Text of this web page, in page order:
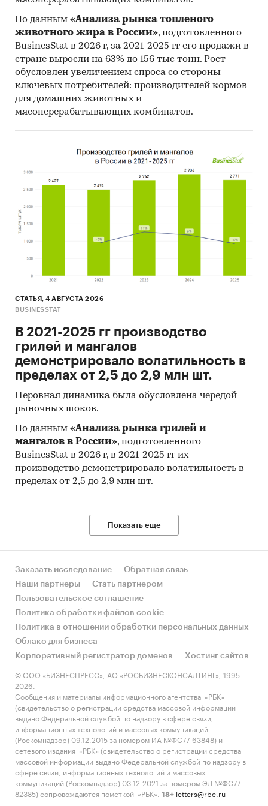
CREMO S.A., YASAR INS SAN VE TIC A.S., NOAL S.A.,
BILASUVAR AGRO MMC, LACTEOS LA RAMADA
S.A.
В разделе `Экспорт` рассмотрены российские
экспортеры:
ООО `НЕВА МИЛК`, АО `МОЛОКО`, ООО
`ИМПЭКС-ЮГ`, ООО `ВОСТОК БИЗНЕС`, ООО
`СОЮЗСНАБ-ЭКСПОРТ`, ООО `ЭКСПОРТ ДВ`,
ООО `КОФЕ + СЕРВИС`, ООО `ЧЕЛТРЕЙД`, ООО
`ОКЕАНРЫБФЛОТ`, ООО `КАНТ`, ООО `ФИТ`,
ФГУП `ГТ `АРКТИКУГОЛЬ`, ООО `САГА САПЛАЙ`,
ООО `ТД `КАЛИНКА`, ООО `РЫБНАЯ КОМПАНИЯ
ЭНД КЕРРИ`, ООО `ДЕЛЬТА`, АО
`РЫБОЛОВЕЦКИЙ КОЛХОЗ `ВОСТОК-1`
в последние годы нет выраженного тренда.
- В структуре рынка сухих сливок и молока в
2020 г. внутреннее производство превышало
торгового баланса было отрицательное и
составляло 88,8 тыс.т.
- Главными игроками среди российских
производителей являются АО
`КАРДЫМОВСКИЙ МКК`, ООО `СЛОБОДА`
НОВОШЕШМИНСКИЙ ЗАВОД СОМ`, ООО
`МЕЛЕУЗОВСКИЙ МКК`.
- Лучшие производственные показатели
демонстрирует Приволжский ФО с объемом
выпуска продукции, составляющим 73,9 тыс.т
продукции.
поставщик сухих сливок и молока -
LECHE (CONAPROLE) (4,7%).
- Большую часть продукции российских
экспортеров покупает Казахстан (более 63%),
крупнейший покупатель - COOPERATIVA
NACIONAL DE PRODUCTORES DE LECHE
(CONAPROLE) (11,4%).
Данные игроков ВЭД:
Также в исследовании представлена
информация об участниках ВЭД с объемами
поставок:
- Рейтинг крупнейших российских импортеров
и зарубежных поставщиков
- Рейтинг ведущих российских экспортеров и
зарубежных покупателей
Единицы измерения:
Количественные показатели в отчете
рассчитаны в тоннах, стоимостные - в
По данным «Анализа рынка топленого
животного жира в России», подготовленного
BusinesStat в 2026 г, за 2021-2025 гг его продажи в
стране выросли на 63% до 156 тыс тонн. Рост
обусловлен увеличением спроса со стороны
ключевых потребителей: производителей кормов
для домашних животных и
мясоперерабатывающих комбинатов.
СТАТЬЯ, 4 АВГУСТА 2026
BUSINESSTAT
В 2021-2025 гг производство
грилей и мангалов
демонстрировало волатильность в
пределах от 2,5 до 2,9 млн шт.
Неровная динамика была обусловлена чередой
рыночных шоков.
По данным «Анализа рынка грилей и
мангалов в России», подготовленного
BusinesStat в 2026 г, в 2021-2025 гг их
производство демонстрировало волатильность в
пределах от 2,5 до 2,9 млн шт.
Показать еще
Заказать исследование
Обратная связь
Наши партнеры
Стать партнером
Пользовательское соглашение
Политика обработки файлов cookie
Политика в отношении обработки персональных данных
Облако для бизнеса
Корпоративный регистратор доменов
Хостинг сайтов
© ООО «БИЗНЕСПРЕСС», АО «РОСБИЗНЕСКОНСАЛТИНГ», 1995-
2026.
Сообщения и материалы информационного агентства «РБК»
(свидетельство о регистрации средства массовой информации
выдано Федеральной службой по надзору в сфере связи,
информационных технологий и массовых коммуникаций
(Роскомнадзор) 09.12.2015 за номером ИА №ФС77-63848) и
сетевого издания «РБК» (свидетельство о регистрации средства
массовой информации выдано Федеральной службой по надзору в
сфере связи, информационных технологий и массовых
коммуникаций (Роскомнадзор) 03.12.2021 за номером ЭЛ №ФС77-
82385) сопровождаются пометкой «РБК».
18+ letters@rbc.ru